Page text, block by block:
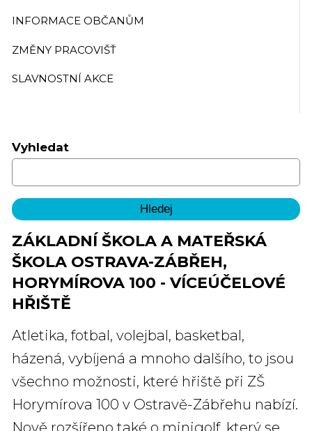
INFORMACE OBČANŮM
ZMĚNY PRACOVIŠŤ
SLAVNOSTNÍ AKCE
Vyhledat
ZÁKLADNÍ ŠKOLA A MATEŘSKÁ
ŠKOLA OSTRAVA-ZÁBŘEH,
HORYMÍROVA 100 - VÍCEÚČELOVÉ
HŘIŠTĚ
Atletika, fotbal, volejbal, basketbal,
házená, vybíjená a mnoho dalšího, to jsou
všechno možnosti, které hřiště při ZŠ
Horymírova 100 v Ostravě-Zábřehu nabízí.